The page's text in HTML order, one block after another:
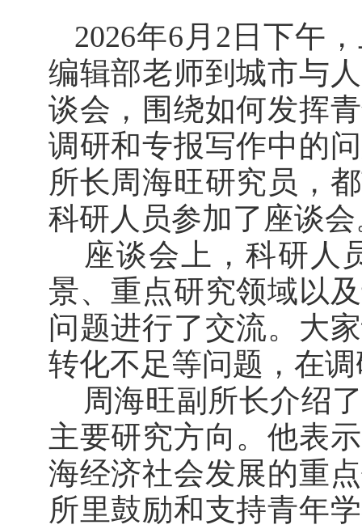
2026年6 月 2 日下午
编辑部老师到城市与
谈会，围绕如何发挥
调研和专报写作中的
所长周海旺研究员，
科研人员参加了座谈
座谈会上，科研人
景、重点研究领域以
问题进行了交流。大
转化不足等问题，在
周海旺副所长介绍
主要研究方向。他表
海经济社会发展的重
所里鼓励和支持青年